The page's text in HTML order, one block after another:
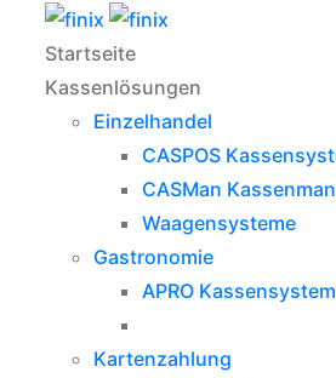
Startseite
Kassenlösungen
Einzelhandel
CASPOS
CASMan
Waagensysteme
Gastronomie
APRO
Kartenzahlung